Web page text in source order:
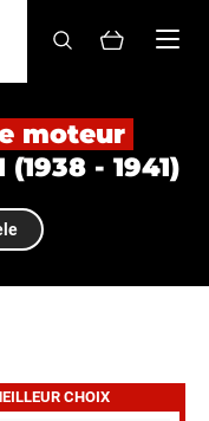
moteur
- 1941)
CHOIX